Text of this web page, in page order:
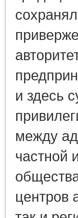
и здесь
между
частной
центров